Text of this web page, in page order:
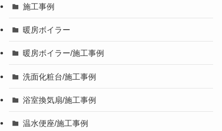
施工事例
暖房ボイラー
暖房ボイラー/施工事例
洗面化粧台/施工事例
浴室換気扇/施工事例
温水便座/施工事例